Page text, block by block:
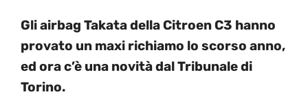
Gli airbag Takata della Citroen C3 hanno
provato un maxi richiamo lo scorso anno,
ed ora c’è una novità dal Tribunale di
Torino.